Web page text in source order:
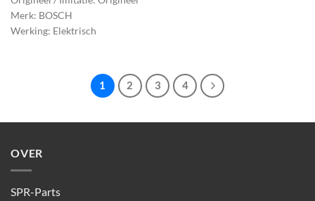
Merk: BOSCH
Werking: Elektrisch
1 2 3 4
OVER
SPR-Parts